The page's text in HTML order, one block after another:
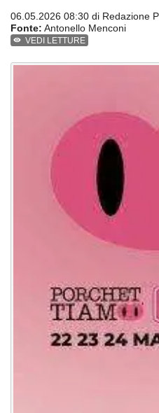
06.05.2026 08:30 di Redazione
Fonte: Antonello Menconi
VEDI LETTURE